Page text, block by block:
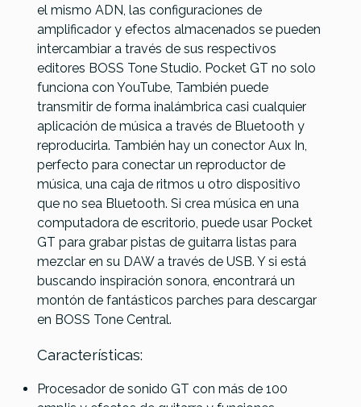
el mismo ADN, las configuraciones de
amplificador y efectos almacenados se pueden
intercambiar a través de sus respectivos
editores BOSS Tone Studio. Pocket GT no solo
funciona con YouTube, También puede
transmitir de forma inalámbrica casi cualquier
aplicación de música a través de Bluetooth y
reproducirla. También hay un conector Aux In,
perfecto para conectar un reproductor de
música, una caja de ritmos u otro dispositivo
que no sea Bluetooth. Si crea música en una
computadora de escritorio, puede usar Pocket
GT para grabar pistas de guitarra listas para
mezclar en su DAW a través de USB. Y si está
buscando inspiración sonora, encontrará un
montón de fantásticos parches para descargar
en BOSS Tone Central.
Características:
Procesador de sonido GT con más de 100